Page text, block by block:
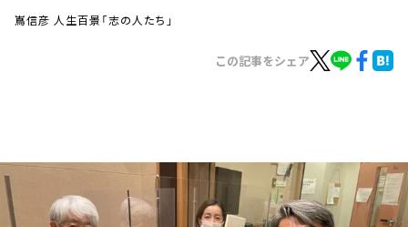
お知らせ
イベント・グッズ
YouTube
嶌信彦 人生百景「志の人たち」
この記事をシェア